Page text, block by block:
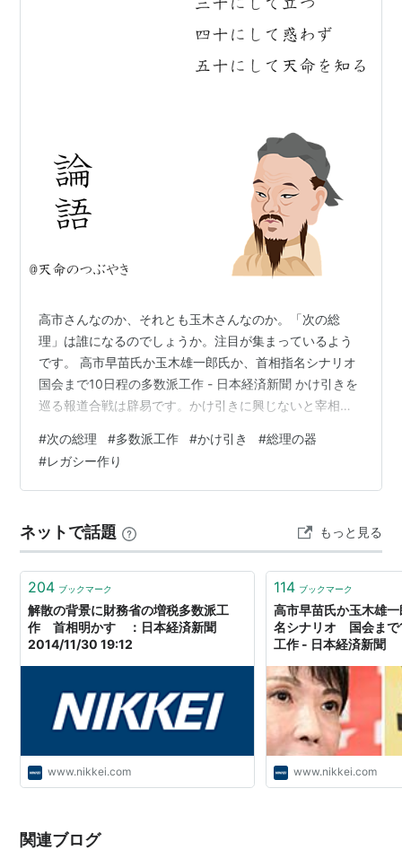
高市さんなのか、それとも玉木さんなのか。「次の総
理」は誰になるのでしょうか。注目が集まっているよう
です。 高市早苗氏か玉木雄一郎氏か、首相指名シナリオ
国会まで10日程の多数派工作 - 日本経済新聞 かけ引きを
巡る報道合戦は辟易です。かけ引きに興じないと宰相を
思えます。その「器」なのかと問うてみてもよさそうな
ものです。 石破さんの退任が近づき、本人のレガシー作
りもさることながら、ちまたでもレガシー探しをしてい
期大会」での演説を再度評価する声もあるようです。 令
和7年10月7日 連合「第１９回…
#次の総理 #多数派工作 #かけ引き #総理の器
#レガシー作り
ネットで話題 もっと見る
204 ブックマーク
解散の背景に財務省の増税多数派工
作 首相明かす ：日本経済新聞
2014/11/30 19:12
www.nikkei.com
114 ブックマーク
高市早苗氏か玉木雄
名シナリオ 国会まで
工作 - 日本経済新聞
www.nikkei.com
関連ブログ